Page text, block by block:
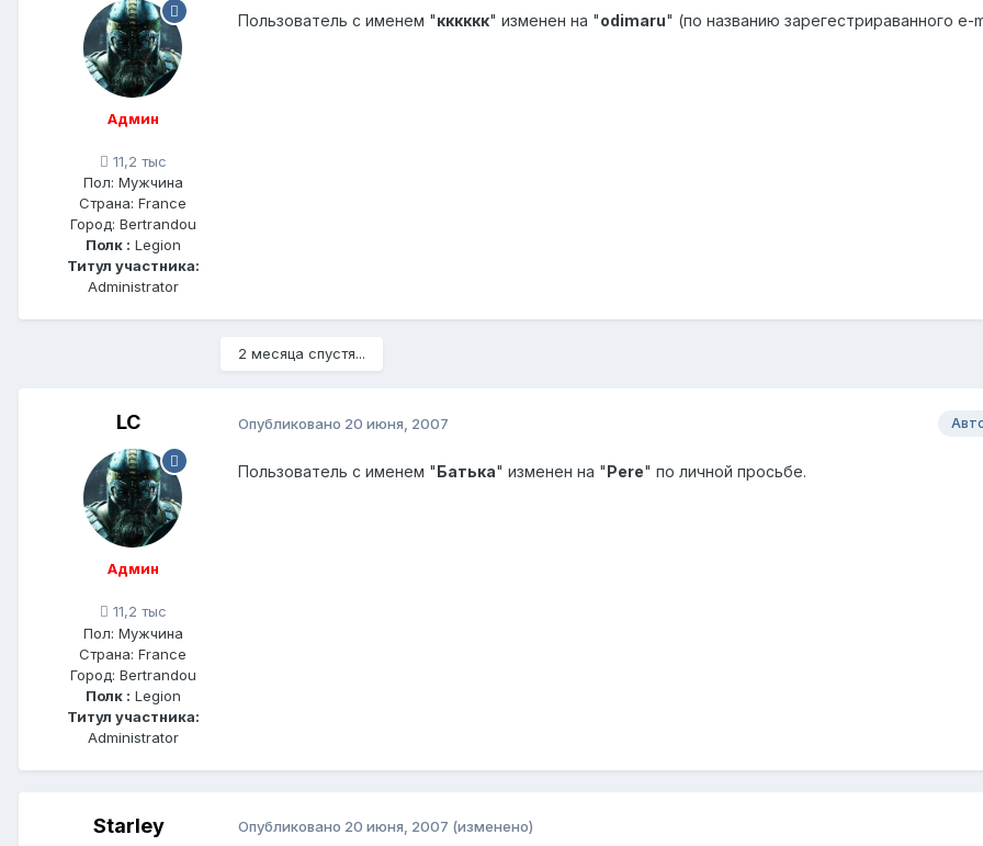
Админ
11,2 тыс
Пол: Мужчина
Страна: France
Город: Bertrandou
Полк : Legion
Титул участника:
Administrator
Пользователь с именем "кккккк" изменен на "odimaru" (по названию зарегестрираванного e-
2 месяца спустя...
LC
Админ
11,2 тыс
Пол: Мужчина
Страна: France
Город: Bertrandou
Полк : Legion
Титул участника:
Administrator
Опубликовано 20 июня, 2007
Пользователь с именем "Батька" изменен на "Pere" по личной просьбе.
Starley Опубликовано 20 июня, 2007 (изменено)